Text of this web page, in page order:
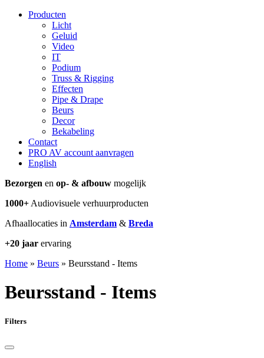
Producten
Licht
Geluid
Video
IT
Podium
Truss & Rigging
Effecten
Pipe & Drape
Beurs
Decor
Bekabeling
Contact
PRO AV account aanvragen
English
Bezorgen en op- & afbouw mogelijk
1000+ Audiovisuele verhuurproducten
Afhaallocaties in Amsterdam & Breda
+20 jaar ervaring
Home » Beurs » Beursstand - Items
Beursstand - Items
Filters